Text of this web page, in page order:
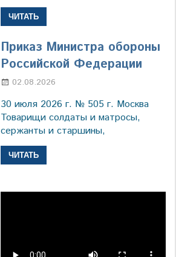
ЧИТАТЬ
Приказ Министра обороны
Российской Федерации
02.08.2026
30 июля 2026 г. № 505 г. Москва
Товарищи солдаты и матросы,
сержанты и старшины,
ЧИТАТЬ